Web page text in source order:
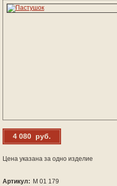
4 080 руб.
Цена указана за одно изделие
Артикул: М 01 179